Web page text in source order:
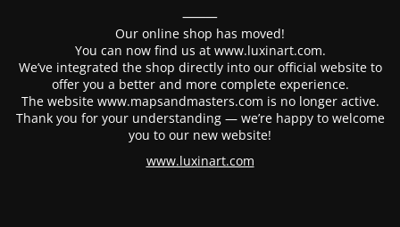
⸻
Our online shop has moved!
You can now find us at www.luxinart.com.
We’ve integrated the shop directly into our official website to
offer you a better and more complete experience.
The website www.mapsandmasters.com is no longer active.
Thank you for your understanding — we’re happy to welcome
you to our new website!
www.luxinart.com